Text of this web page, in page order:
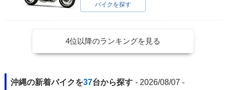
バイクを探す
4位以降のランキングを見る
沖縄の新着バイクを37台から探す - 2026/08/07 -